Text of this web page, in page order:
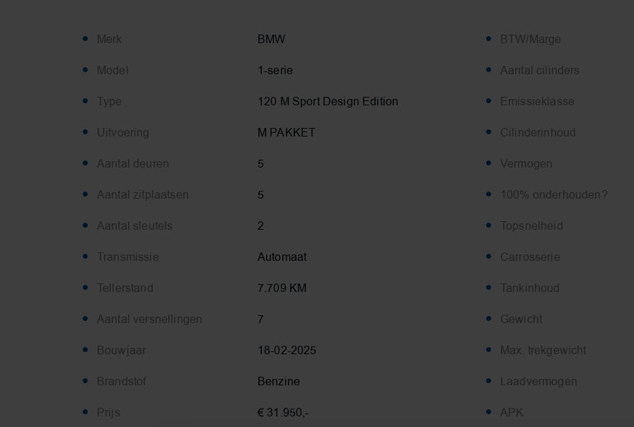
Merk
BMW
Model
1-serie
Type
120 M Sport Design Edition
Uitvoering
M PAKKET
Aantal deuren
5
Aantal zitplaatsen
5
Aantal sleutels
2
Transmissie
Automaat
Tellerstand
7.709 KM
Aantal versnellingen
7
Bouwjaar
18-02-2025
Brandstof
Benzine
Prijs
€ 31.950,-
BTW/Marge
Aantal cilinders
Emissieklasse
Cilinderinhoud
Vermogen
100% onderhouden?
Topsnelheid
Carrosserie
Tankinhoud
Gewicht
Max. trekgewicht
Laadvermogen
APK